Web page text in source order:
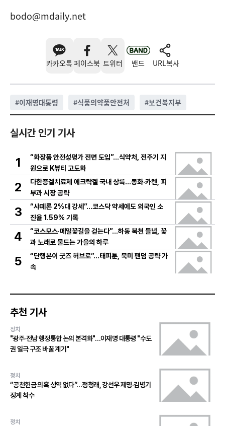
bodo@mdaily.net
카카오톡 페이스북 트위터 밴드 URL복사
#이재명대통령 #식품의약품안전처 #보건복지부
실시간 인기 기사
1
“화장품 안전성평가 전면 도입”…식약처, 전주기 지
원으로 K뷰티 고도화
2
다한증겔치료제 에크락겔 국내 상륙…동화·카켄, 피
부과 시장 공략
3
“샤페론 2%대 강세”…코스닥 약세에도 외국인 소
진율 1.59% 기록
4
“코스모스·메밀꽃길을 걷는다”…하동 북천 들녘, 꽃
과 노래로 물드는 가을의 하루
5
“단행본이 굿즈 허브로”…태피툰, 북미 팬덤 공략 가
속
추천 기사
정치
"광주·전남 행정통합 논의 본격화"…이재명 대통령 "수도
권 일극 구조 바꿀 계기"
정치
“공천헌금 의혹 성역 없다”…정청래, 강선우 제명·김병기
징계 착수
정치